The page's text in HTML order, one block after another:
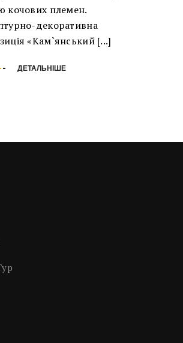
кочових племен.
декоративна
«Кам`янський [...]
ДЕТАЛЬНІШЕ